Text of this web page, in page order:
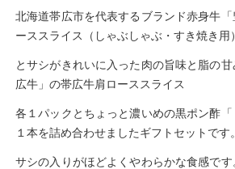
北海道帯広市を代表するブランド赤身牛
ーススライス（しゃぶしゃぶ・すき焼き用）
とサシがきれいに入った肉の旨味と脂の
広牛」 の帯広牛肩ローススライス
各１パックとちょっと濃いめの黒ポン酢「
１本を詰め合わせましたギフトセットです。
サシの入りがほどよくやわらかな食感で